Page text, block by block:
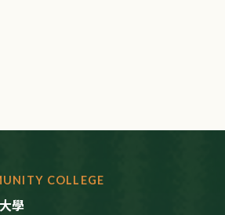
COLLEGE
學